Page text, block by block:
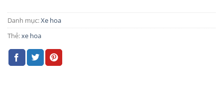
Danh mục:Xe hoa
Thẻ:xe hoa